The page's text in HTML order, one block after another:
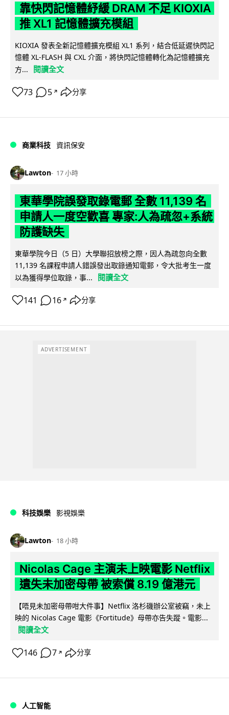
靠快閃記憶體紓緩 DRAM 不足 KIOXIA
推 XL1 記憶體擴充模組
KIOXIA 發表全新記憶體擴充模組 XL1 系列，結合低延遲快閃記
憶體 XL-FLASH 與 CXL 介面，將快閃記憶體轉化為記憶體擴充
方...
閱讀全文
73 5 ↗ 分享
商業科技 資訊保安
Lawton 17 小時
東華學院誤發取錄電郵 全數 11,139 名
申請人一度空歡喜 專家:人為疏忽+系統
防護缺失
東華學院今日（5 日）大學聯招放榜之際，因人為疏忽向全數
11,139 名課程申請人錯誤發出取錄通知電郵，令大批考生一度
以為獲得學位取錄，事...
閱讀全文
141 16 ↗ 分享
ADVERTISEMENT
科技娛樂 影視娛樂
Lawton 18 小時
Nicolas Cage 主演未上映電影 Netflix
遺失未加密母帶 被索償 8.19 億港元
【唔見未加密母帶咁大件事】Netflix 洛杉磯辦公室被竊，未上
映的 Nicolas Cage 電影《Fortitude》母帶亦告失蹤。電影...
閱讀全文
146 7 ↗ 分享
人工智能